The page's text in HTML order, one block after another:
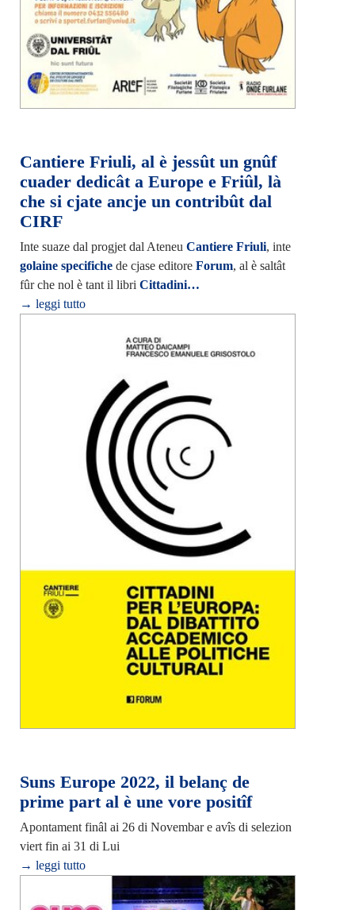
Cantiere Friuli, al è jessût un gnûf
cuader dedicât a Europe e Friûl, là
che si cjate ancje un contribût dal
CIRF
Inte suaze dal progjet dal Ateneu Cantiere Friuli, inte
golaine specifichede cjase editore Forum, al è saltât
fûr che nol è tant il libri Cittadini…
→ leggi tutto
Suns Europe 2022, il belanç de
prime part al è une vore positîf
Apontament finâl ai 26 di Novembar e avîs di selezion
viert fin ai 31 di Lui
→ leggi tutto